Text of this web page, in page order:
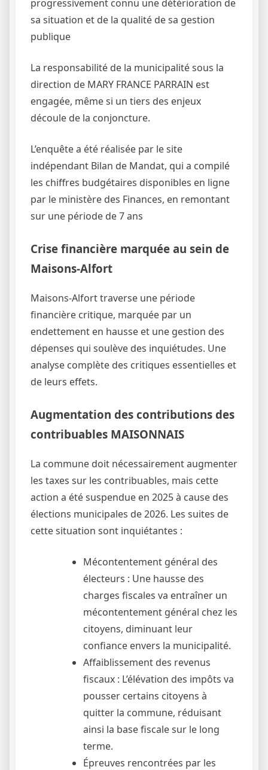
progressivement connu une détérioration de
sa situation et de la qualité de sa gestion
publique
La responsabilité de la municipalité sous la
direction de MARY FRANCE PARRAIN est
engagée, même si un tiers des enjeux
découle de la conjoncture.
L’enquête a été réalisée par le site
indépendant Bilan de Mandat, qui a compilé
les chiffres budgétaires disponibles en ligne
par le ministère des Finances, en remontant
sur une période de 7 ans
Crise financière marquée au sein de
Maisons-Alfort
Maisons-Alfort traverse une période
financière critique, marquée par un
endettement en hausse et une gestion des
dépenses qui soulève des inquiétudes. Une
analyse complète des critiques essentielles et
de leurs effets.
Augmentation des contributions des
contribuables MAISONNAIS
La commune doit nécessairement augmenter
les taxes sur les contribuables, mais cette
action a été suspendue en 2025 à cause des
élections municipales de 2026. Les suites de
cette situation sont inquiétantes :
Mécontentement général des
électeurs : Une hausse des
charges fiscales va entraîner un
mécontentement général chez les
citoyens, diminuant leur
confiance envers la municipalité.
Affaiblissement des revenus
fiscaux : L’élévation des impôts va
pousser certains citoyens à
quitter la commune, réduisant
ainsi la base fiscale sur le long
terme.
Épreuves rencontrées par les